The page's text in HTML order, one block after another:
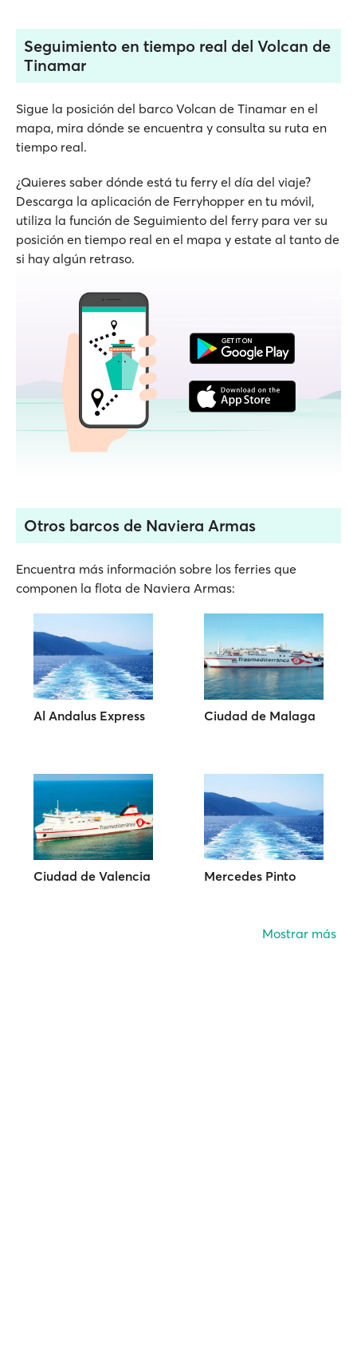
Seguimiento en tiempo real del Volcan de
Tinamar
Sigue la posición del barco Volcan de Tinamar en el
mapa, mira dónde se encuentra y consulta su ruta en
tiempo real.
¿Quieres saber dónde está tu ferry el día del viaje?
Descarga la aplicación de Ferryhopper en tu móvil,
utiliza la función de Seguimiento del ferry para ver su
posición en tiempo real en el mapa y estate al tanto de
si hay algún retraso.
Otros barcos de Naviera Armas
Encuentra más información sobre los ferries que
componen la flota de Naviera Armas:
Al Andalus Express Ciudad de Malaga
Ciudad de Valencia Mercedes Pinto
Mostrar más